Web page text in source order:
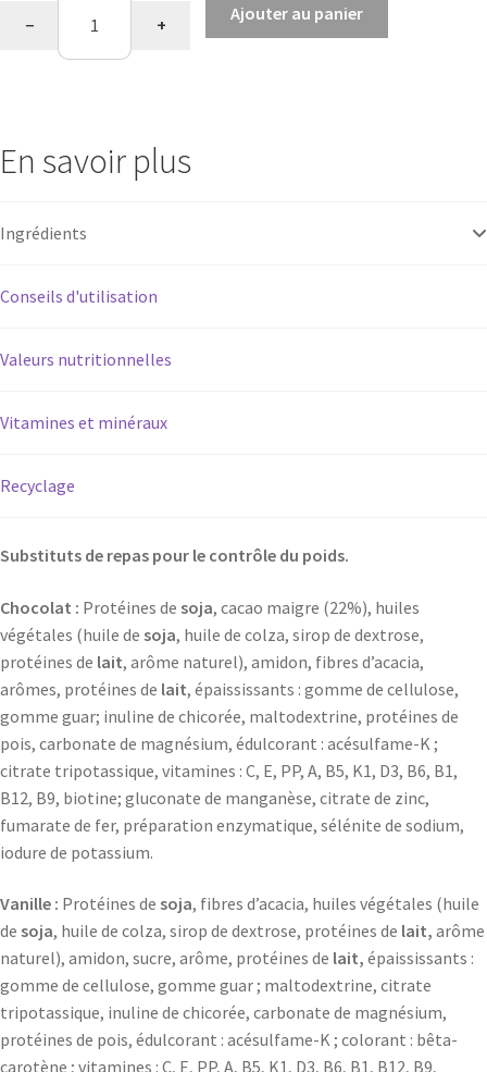
était :
actuel
est :
Programme
3
− +
Ajouter au panier
En savoir plus
Ingrédients
Conseils d'utilisation
Valeurs nutritionnelles
Vitamines et minéraux
Recyclage
Substituts de repas pour le contrôle du poids.
Chocolat : Protéines de soja, cacao maigre (22%), huiles
végétales (huile de soja, huile de colza, sirop de dextrose,
protéines de lait, arôme naturel), amidon, fibres d’acacia,
arômes, protéines de lait, épaississants : gomme de cellulose,
gomme guar; inuline de chicorée, maltodextrine, protéines de
pois, carbonate de magnésium, édulcorant : acésulfame-K ;
citrate tripotassique, vitamines : C, E, PP, A, B5, K1, D3, B6, B1,
B12, B9, biotine; gluconate de manganèse, citrate de zinc,
fumarate de fer, préparation enzymatique, sélénite de sodium,
iodure de potassium.
Vanille : Protéines de soja, fibres d’acacia, huiles végétales (huile
de soja, huile de colza, sirop de dextrose, protéines de lait, arôme
naturel), amidon, sucre, arôme, protéines de lait, épaississants :
gomme de cellulose, gomme guar ; maltodextrine, citrate
tripotassique, inuline de chicorée, carbonate de magnésium,
protéines de pois, édulcorant : acésulfame-K ; colorant : bêta-
carotène ; vitamines : C, E, PP, A, B5, K1, D3, B6, B1, B12, B9,